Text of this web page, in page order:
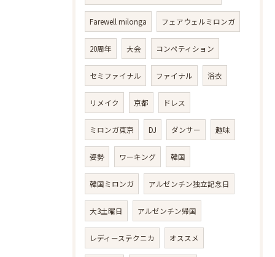
Farewell milonga フェアウェルミロンガ
20周年 大会 コンペティション
セミファイナル ファイナル 浴衣
リメイク 京都 ドレス
ミロンガ東京 DJ ダンサー 趣味
姿勢 ワーキング 韓国
韓国ミロンガ アルゼンチン独立記念日
大3土曜日 アルゼンチン帰国
レディーステクニカ オススメ